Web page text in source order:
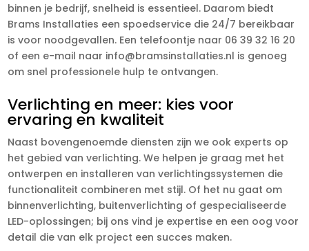
binnen je bedrijf, snelheid is essentieel. Daarom biedt
Brams Installaties een spoedservice die 24/7 bereikbaar
is voor noodgevallen. Een telefoontje naar 06 39 32 16 20
of een e-mail naar info@bramsinstallaties.nl is genoeg
om snel professionele hulp te ontvangen.
Verlichting en meer: kies voor
ervaring en kwaliteit
Naast bovengenoemde diensten zijn we ook experts op
het gebied van verlichting. We helpen je graag met het
ontwerpen en installeren van verlichtingssystemen die
functionaliteit combineren met stijl. Of het nu gaat om
binnenverlichting, buitenverlichting of gespecialiseerde
LED-oplossingen; bij ons vind je expertise en een oog voor
detail die van elk project een succes maken.